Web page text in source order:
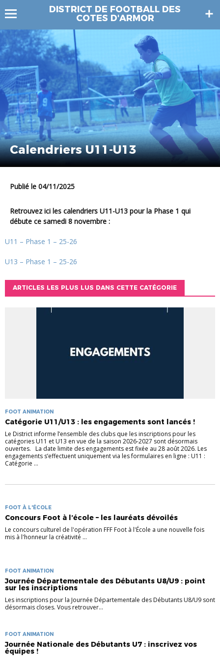
DISTRICT DE FOOTBALL DES
COTES D'ARMOR
Calendriers U11-U13
Publié le 04/11/2025
Retrouvez ici les calendriers U11-U13 pour la Phase 1 qui
débute ce samedi 8 novembre :
U11 – Phase 1 – 25-26
U13 – Phase 1 – 25-26
ARTICLES LES PLUS LUS DANS CETTE CATÉGORIE
FOOT ANIMATION
Catégorie U11/U13 : les engagements sont lancés !
Le District informe l’ensemble des clubs que les inscriptions pour les
catégories U11 et U13 en vue de la saison 2026-2027 sont désormais
ouvertes. La date limite des engagements est fixée au 28 août 2026. Les
engagements s’effectuent uniquement via les formulaires en ligne : U11 :
Catégorie ...
FOOT À L'ÉCOLE
Concours Foot à l’école – les lauréats dévoilés
Le concours culturel de l'opération FFF Foot à l'École a une nouvelle fois
mis à l'honneur la créativité ...
FOOT ANIMATION
Journée Départementale des Débutants U8/U9 : point
sur les inscriptions
Les inscriptions pour la Journée Départementale des Débutants U8/U9 sont
désormais closes. Vous retrouver...
FOOT ANIMATION
Journée Nationale des Débutants U7 : inscrivez vos
équipes !